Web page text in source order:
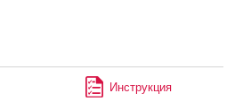
Инструкция